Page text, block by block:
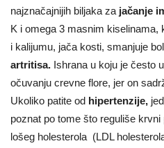
najznačajnijih biljaka za jačanje
K i omega 3 masnim kiselinama,
i kalijumu, jača kosti, smanjuje
artritisa. Ishrana u koju je često
očuvanju crevne flore, jer on
Ukoliko patite od hipertenzije,
poznat po tome što reguliše
lošeg holesterola (LDL